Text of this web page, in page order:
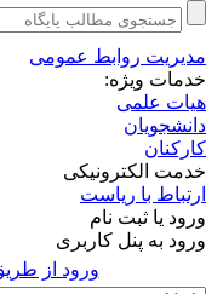
روابط عمومی
ویژه:
علمی
الکترونیکی
با ریاست
یا ثبت نام
به پنل کاربری
ورود از